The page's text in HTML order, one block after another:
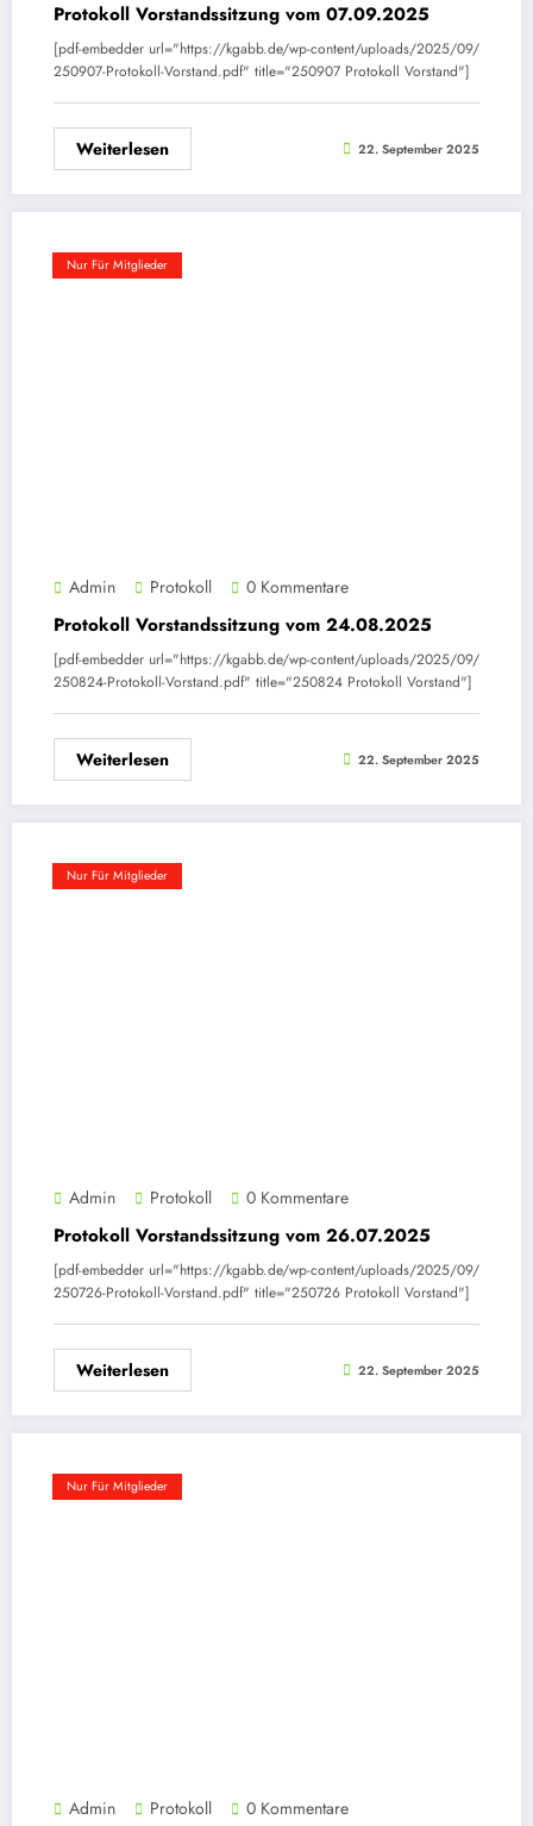
Protokoll Vorstandssitzung vom 07.09.2025
[pdf-embedder url="https://kgabb.de/wp-content/uploads/2025/09/
250907-Protokoll-Vorstand.pdf" title="250907 Protokoll Vorstand"]
Weiterlesen 22. September 2025
Nur Für Mitglieder
Admin Protokoll 0 Kommentare
Protokoll Vorstandssitzung vom 24.08.2025
[pdf-embedder url="https://kgabb.de/wp-content/uploads/2025/09/
250824-Protokoll-Vorstand.pdf" title="250824 Protokoll Vorstand"]
Weiterlesen 22. September 2025
Nur Für Mitglieder
Admin Protokoll 0 Kommentare
Protokoll Vorstandssitzung vom 26.07.2025
[pdf-embedder url="https://kgabb.de/wp-content/uploads/2025/09/
250726-Protokoll-Vorstand.pdf" title="250726 Protokoll Vorstand"]
Weiterlesen 22. September 2025
Nur Für Mitglieder
Admin Protokoll 0 Kommentare